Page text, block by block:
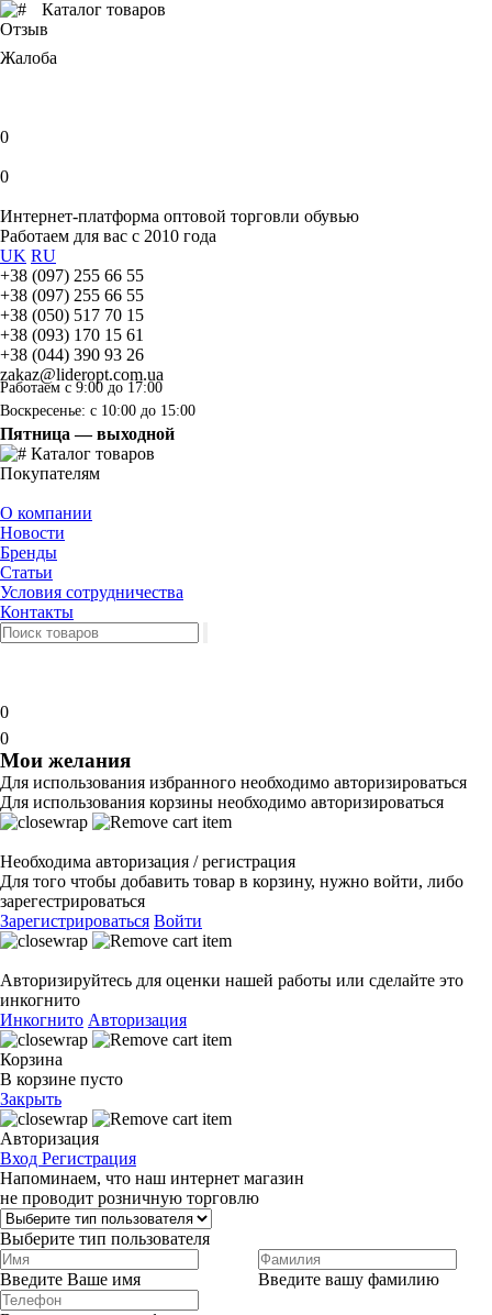
Каталог товаров
Отзыв
Жалоба
0
0
Интернет-платформа оптовой торговли обувью
Работаем для вас с 2010 года
UK RU
+38 (097) 255 66 55
+38 (097) 255 66 55
+38 (050) 517 70 15
+38 (093) 170 15 61
+38 (044) 390 93 26
zakaz@lideropt.com.ua
Работаем с 9:00 до 17:00
Воскресенье: с 10:00 до 15:00
Пятница — выходной
Каталог товаров
Покупателям
О компании
Новости
Бренды
Статьи
Условия сотрудничества
Контакты
0
0
Мои желания
Для использования избранного необходимо авторизироваться
Для использования корзины необходимо авторизироваться
Необходима авторизация / регистрация
Для того чтобы добавить товар в корзину, нужно войти, либо
зарегестрироваться
Зарегистрироваться Войти
Авторизируйтесь для оценки нашей работы или сделайте это
инкогнито
Инкогнито Авторизация
Корзина
В корзине пусто
Закрыть
Авторизация
Вход Регистрация
Напоминаем, что наш интернет магазин
не проводит розничную торговлю
Выберите тип пользователя
Введите Ваше имя Введите вашу фамилию